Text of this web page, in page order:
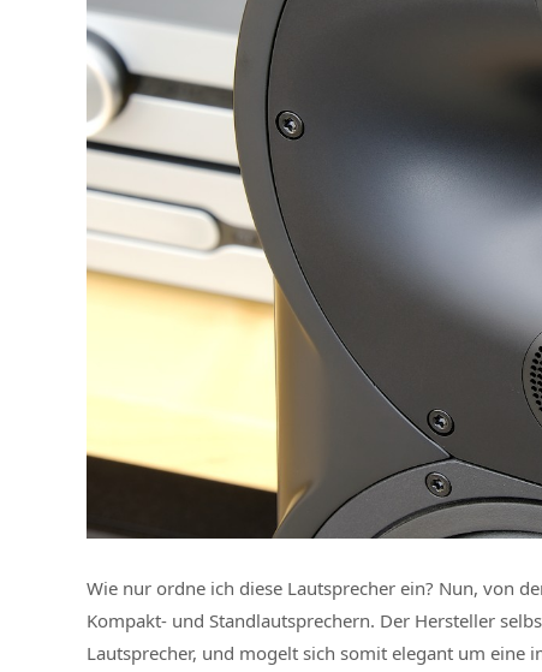
Wie nur ordne ich diese Lautsprecher ein? Nun, von
Kompakt- und Standlautsprechern. Der Hersteller
Lautsprecher, und mogelt sich somit elegant um eine